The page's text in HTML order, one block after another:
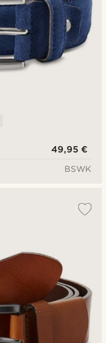
49,95 €
BSWK